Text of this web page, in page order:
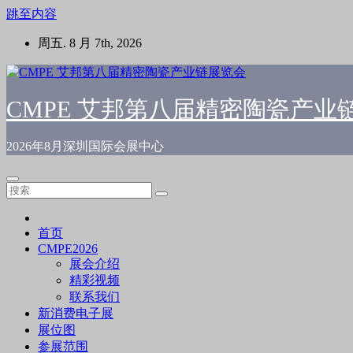
跳至内容
周五. 8 月 7th, 2026
CMPE 艾邦第八届精密陶瓷产业
2026年8月深圳国际会展中心
首页
CMPE2026
展会介绍
精彩视频
联系我们
新消费电子展
展位图
参展范围